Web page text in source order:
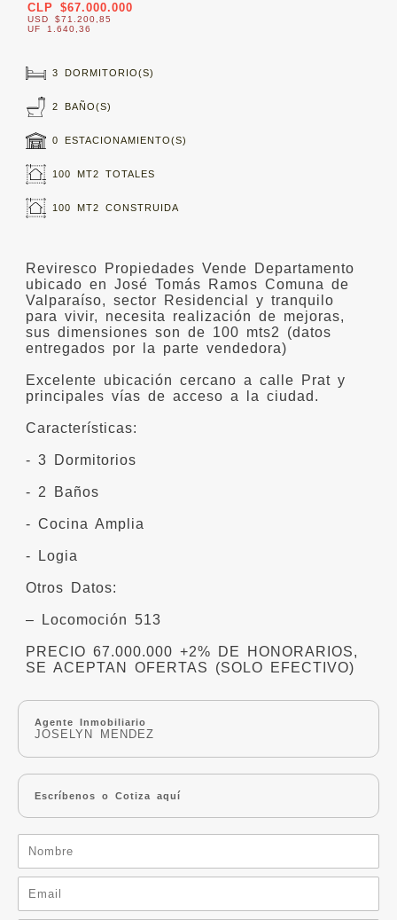
CLP $67.000.000
USD $71.200,85
UF 1.640,36
3 DORMITORIO(S)
2 BAÑO(S)
0 ESTACIONAMIENTO(S)
100 MT2 TOTALES
100 MT2 CONSTRUIDA
Reviresco Propiedades Vende Departamento
ubicado en José Tomás Ramos Comuna de
Valparaíso, sector Residencial y tranquilo
para vivir, necesita realización de mejoras,
sus dimensiones son de 100 mts2 (datos
entregados por la parte vendedora)
Excelente ubicación cercano a calle Prat y
principales vías de acceso a la ciudad.
Características:
- 3 Dormitorios
- 2 Baños
- Cocina Amplia
- Logia
Otros Datos:
– Locomoción 513
PRECIO 67.000.000 +2% DE HONORARIOS,
SE ACEPTAN OFERTAS (SOLO EFECTIVO)
Agente Inmobiliario
JOSELYN MENDEZ
Escríbenos o Cotiza aquí